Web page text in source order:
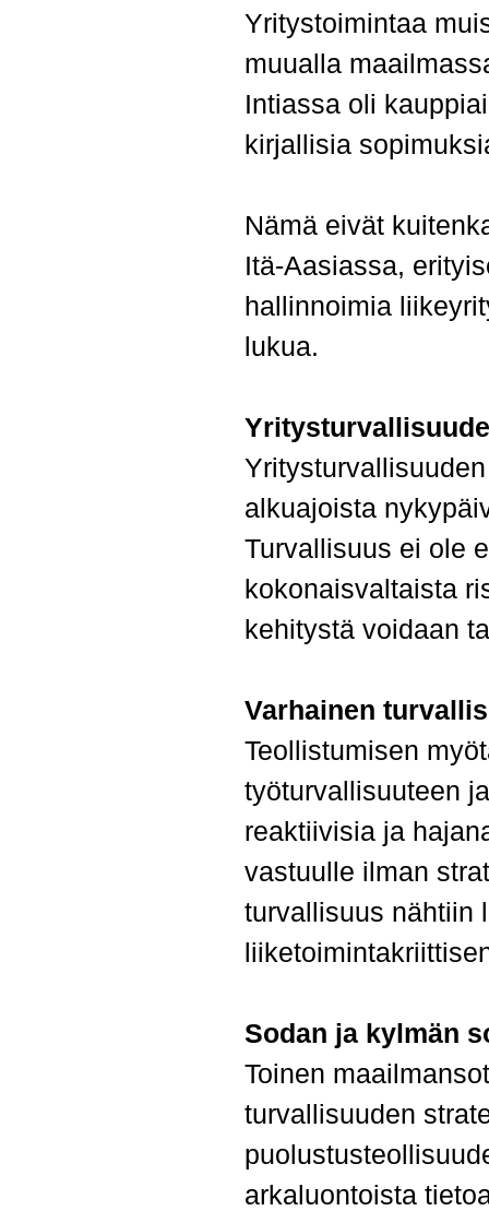
Yritystoimintaa
muualla
Intiassa oli
kirjallisia
Nämä eivät
Itä-Aasiassa,
hallinnoimia
lukua.
alkuajoista
Turvallisuus ei ole
kokonaisvaltaista
kehitystä voidaan
Varhainen
Teollistumisen
työturvallisuuteen
reaktiivisia ja
vastuulle ilman
turvallisuus nähtiin
Sodan ja kylmän
Toinen
turvallisuuden
arkaluontoista